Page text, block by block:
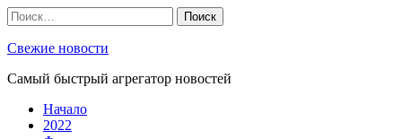
Skip
to
content
Найти:
Свежие новости
Самый быстрый агрегатор новостей
Начало
2022